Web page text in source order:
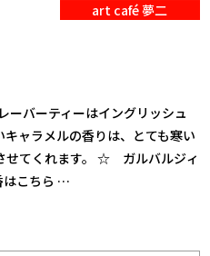
art café 夢二
バーティーはイングリッシュ
ャラメルの香りは、とても寒い
せてくれます。 ☆ ガルバルジィ
はこちら …